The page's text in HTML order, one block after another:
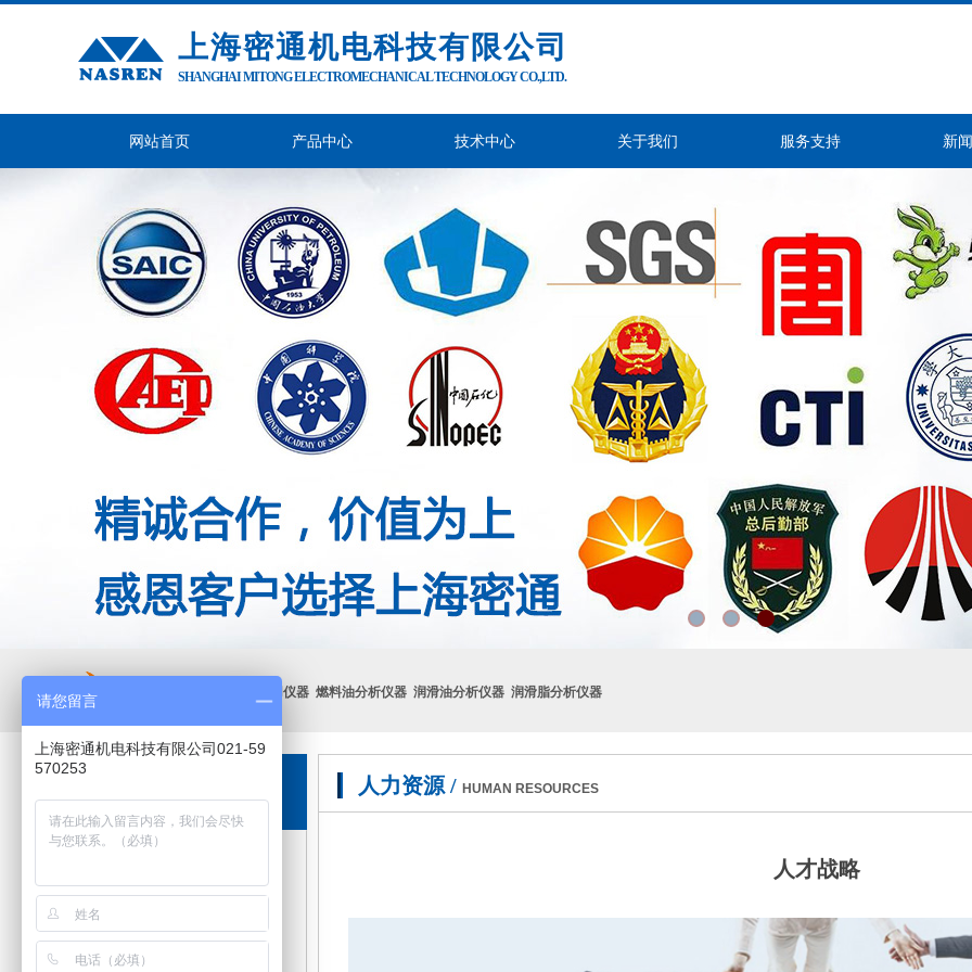
上海密通机电科技有限公司
SHANGHAI MITONG ELECTROMECHANICAL TECHNOLOGY CO.,LTD.
网站首页 产品中心 技术中心 关于我们 服务支持 新
HOT
石化分析通用仪器 燃料油分析仪器 润滑油分析仪器 润滑脂分析仪器
人力资源 / HUMAN RESOURCES
人才战略
才
战
请您留言
上海密通机电科技有限公司021-59
570253